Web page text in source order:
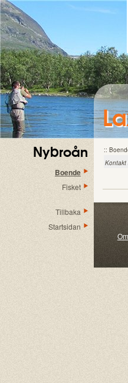
Nybroån
Boende
Fisket
Tillbaka
Startsidan
::
Kontakt